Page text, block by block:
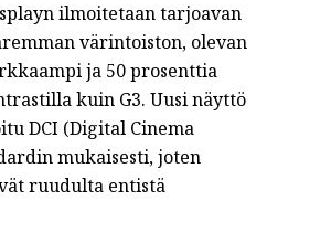
ilmoitetaan tarjoavan
värintoiston, olevan
ja 50 prosenttia
kuin G3. Uusi näyttö
DCI (Digital Cinema
mukaisesti, joten
ruudulta entistä